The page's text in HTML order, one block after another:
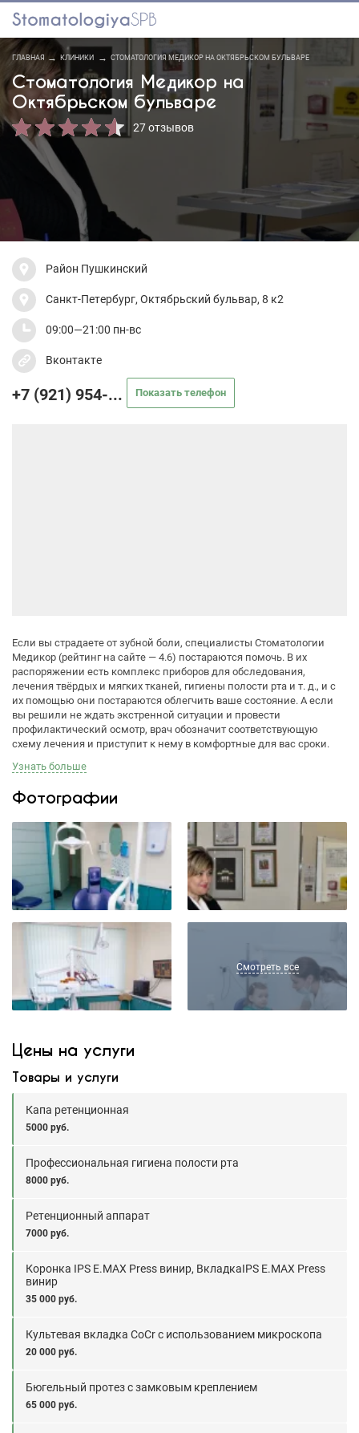
ГЛАВНАЯ КЛИНИКИ СТОМАТОЛОГИЯ МЕДИКОР НА ОКТЯБРЬСКОМ БУЛЬВАРЕ
Стоматология Медикор на
Октябрьском бульваре
27 отзывов
Район Пушкинский
Санкт-Петербург, Октябрьский бульвар, 8 к2
09:00—21:00 пн-вс
Вконтакте
+7 (921) 954-... Показать телефон
Если вы страдаете от зубной боли, специалисты Стоматологии
Медикор (рейтинг на сайте — 4.6) постараются помочь. В их
распоряжении есть комплекс приборов для обследования,
лечения твёрдых и мягких тканей, гигиены полости рта и т. д., и с
их помощью они постараются облегчить ваше состояние. А если
вы решили не ждать экстренной ситуации и провести
профилактический осмотр, врач обозначит соответствующую
схему лечения и приступит к нему в комфортные для вас сроки.
Узнать больше
Фотографии
Смотреть все
Цены на услуги
Товары и услуги
Капа ретенционная
5000 руб.
Профессиональная гигиена полости рта
8000 руб.
Ретенционный аппарат
7000 руб.
Коронка IPS E.MAХ Press винир, ВкладкаIPS E.MAХ Press
винир
35 000 руб.
Культевая вкладка CoCr с использованием микроскопа
20 000 руб.
Бюгельный протез с замковым креплением
65 000 руб.